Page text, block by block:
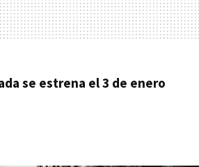
se estrena el 3 de enero